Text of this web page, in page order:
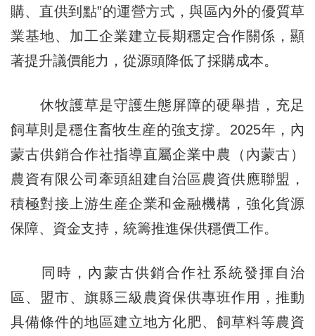
購、直供到點”的運營方式，與區內外的優質草
業基地、加工企業建立長期穩定合作關係，顯
著提升議價能力，從源頭降低了採購成本。
休牧護草是守護生態屏障的硬舉措，充足
飼草則是穩住畜牧生産的強支撐。2025年，內
蒙古供銷合作社指導直屬企業中農（內蒙古）
農資有限公司牽頭組建自治區農資供應聯盟，
積極對接上游生産企業和金融機構，強化貨源
保障、資金支持，統籌推進保供穩價工作。
同時，內蒙古供銷合作社系統發揮自治
區、盟市、旗縣三級農資保供專班作用，推動
具備條件的地區建立地方化肥、飼草料等農資